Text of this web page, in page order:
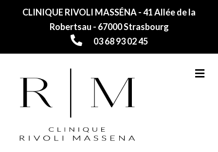
CLINIQUE RIVOLI MASSÉNA - 41 Allée de la
Robertsau - 67000 Strasbourg
03 68 93 02 45